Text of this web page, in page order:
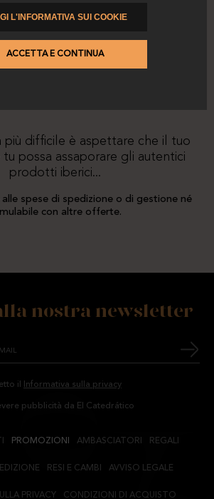
ACCETTA E CONTINUA
più difficile è aspettare che il tuo
tu possa assaporare gli autentici
prodotti iberici...
spese di spedizione o di gestione né
con altre offerte.
nostra newsletter
il Informativa sulla privacy
pubblicità da El Catedrático
PROMOZIONI AMBASCIATORI REGALI
RESI E CAMBI AVVISO LEGALE
PRIVACY CONDIZIONI DI ACQUISTO
L'INFORMATIVA SUI COOKIE